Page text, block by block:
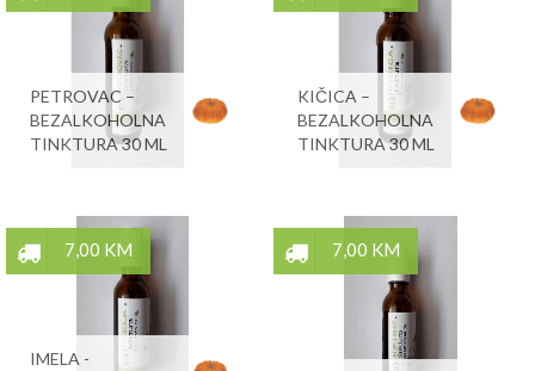
PETROVAC –
BEZALKOHOLNA
TINKTURA 30 ML
KIČICA –
BEZALKOHOLNA
TINKTURA 30 ML
7,00 KM
IMELA -
7,00 KM